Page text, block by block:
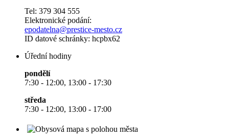
Tel: 379 304 555
Elektronické podání:
epodatelna@prestice-mesto.cz
ID datové schránky: hcpbx62
Úřední hodiny
pondělí
7:30 - 12:00, 13:00 - 17:30
středa
7:30 - 12:00, 13:00 - 17:00